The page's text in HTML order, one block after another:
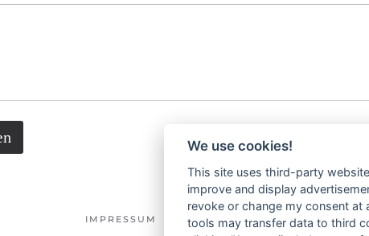
IMPRESSUM DATENSCHUTZ
We use cookies!
This site uses third-party
improve and display
revoke or change my consent
tools may transfer data to third